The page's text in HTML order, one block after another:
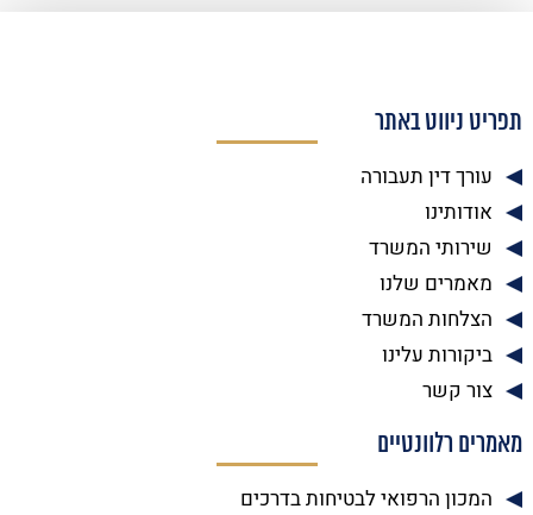
תפריט ניווט באתר
עורך דין תעבורה
אודותינו
שירותי המשרד
מאמרים שלנו
הצלחות המשרד
ביקורות עלינו
צור קשר
מאמרים רלוונטיים
המכון הרפואי לבטיחות בדרכים